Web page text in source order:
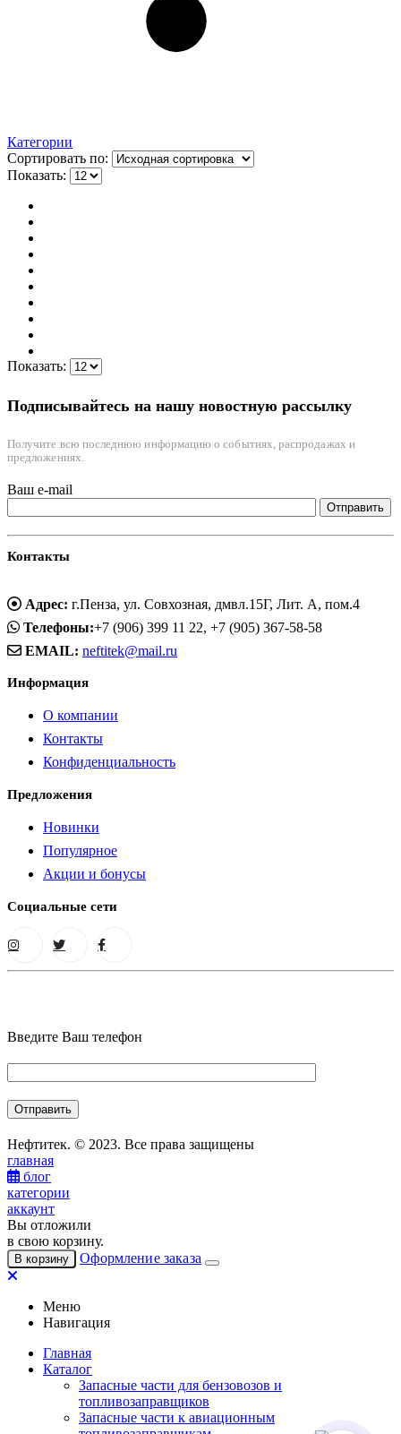
Категории
Сортировать по:
Показать:
Показать:
Подписывайтесь на нашу новостную рассылку
Получите всю последнюю информацию о событиях, распродажах и
предложениях.
Ваш e-mail
Контакты
Адрес: г.Пенза, ул. Совхозная, дмвл.15Г, Лит. А, пом.4
Телефоны:+7 (906) 399 11 22, +7 (905) 367-58-58
EMAIL: neftitek@mail.ru
Информация
О компании
Контакты
Конфиденциальность
Предложения
Новинки
Популярное
Акции и бонусы
Социальные сети
Введите Ваш телефон
Нефтитек. © 2023. Все права защищены
главная
блог
категории
аккаунт
Вы отложили
в свою корзину.
В корзину Оформление заказа
Меню
Навигация
Главная
Каталог
Запасные части для бензовозов и
топливозаправщиков
Запасные части к авиационным